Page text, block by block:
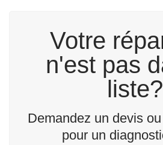
Votre
n'est pas
liste?
Demandez un devis
pour un